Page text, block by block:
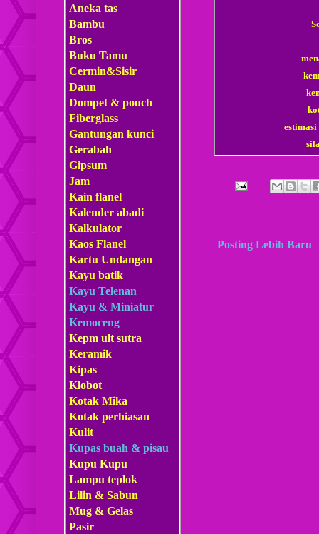
Posting Lebih Baru
Aneka tas
Bambu
Bros
Buku Tamu
Cermin&Sisir
Daun
Dompet & pouch
Fiberglass
Gantungan kunci
Gerabah
Gipsum
Jam
Kain flanel
Kalender abadi
Kalkulator
Kaos Flanel
Kartu Undangan
Kayu batik
Kayu Telenan
Kayu & Miniatur
Kemoceng
Kepm ult sutra
Keramik
Kipas
Klobot
Kotak Mika
Kotak perhiasan
Kulit
Kupas buah & pisau
Kupu Kupu
Lampu teplok
Lilin & Sabun
Mug & Gelas
Pasir